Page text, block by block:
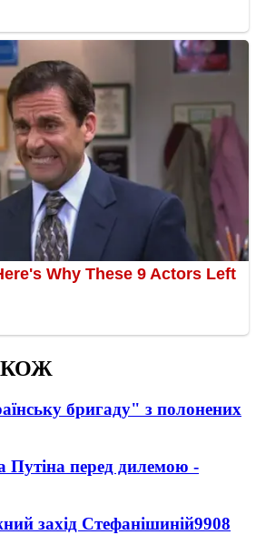
бригаду" з полонених
Путіна перед дилемою -
захід Стефанішиній9908